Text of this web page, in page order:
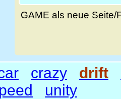
GAME als neue
crazy drift
unity